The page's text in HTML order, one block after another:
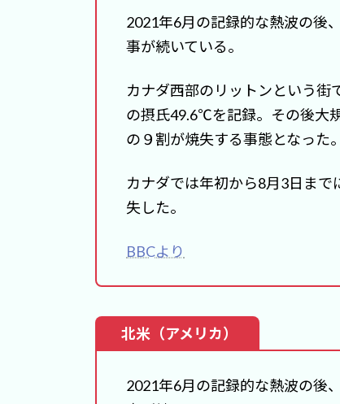
2021年6月の記録的な熱波の後
事が続いている。
カナダ西部のリットンという街
の摂氏49.6℃を記録。その後大
の９割が焼失する事態となった。
カナダでは年初から8月3日ま
失した。
BBCより
北米（アメリカ）
2021年6月の記録的な熱波の後